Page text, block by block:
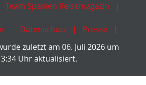
Team Spanien Reisemagazin
Datenschutz
Presse
zuletzt am 06. Juli 2026 um
Uhr aktualisiert.